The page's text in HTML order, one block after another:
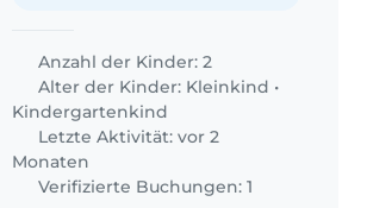
Anzahl der Kinder: 2
Alter der Kinder: Kleinkind •
Kindergartenkind
Letzte Aktivität: vor 2
Monaten
Verifizierte Buchungen: 1